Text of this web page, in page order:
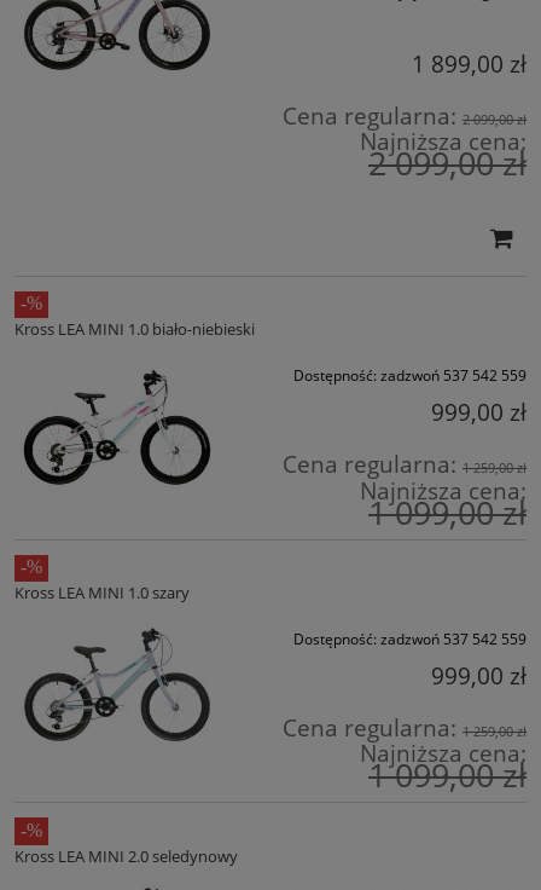
1 899,00 zł
Cena regularna: 2 099,00 zł
Najniższa cena:
2 099,00 zł
Kross LEA MINI 1.0 biało-niebieski
Dostępność: zadzwoń 537 542 559
999,00 zł
Cena regularna: 1 259,00 zł
Najniższa cena:
1 099,00 zł
Kross LEA MINI 1.0 szary
Dostępność: zadzwoń 537 542 559
999,00 zł
Cena regularna: 1 259,00 zł
Najniższa cena:
1 099,00 zł
Kross LEA MINI 2.0 seledynowy